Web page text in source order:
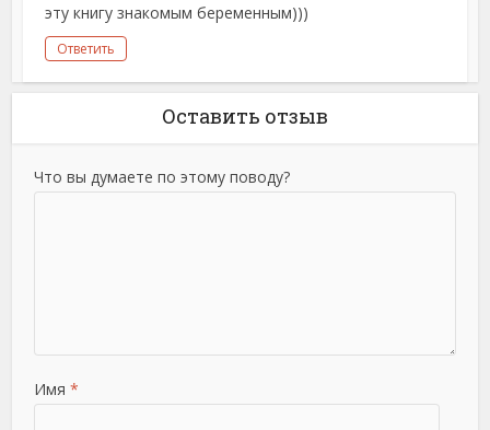
эту книгу знакомым беременным)))
Ответить
Оставить отзыв
Что вы думаете по этому поводу?
Имя *